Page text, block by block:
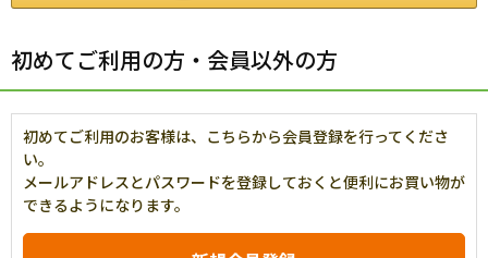
初めてご利用の方・会員以外の方
初めてご利用のお客様は、こちらから会員登録を行ってくださ
い。
メールアドレスとパスワードを登録しておくと便利にお買い物が
できるようになります。